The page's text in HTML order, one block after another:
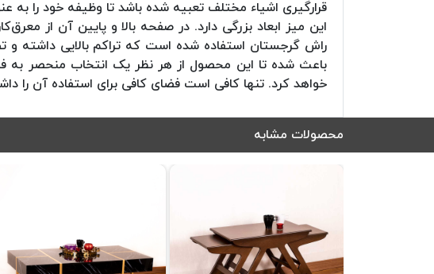
قرارگیری اشیاء مختلف تعبیه شده باشد تا وظیفه خود را به
این میز ابعاد بزرگی دارد. در صفحه بالا و پایین آن از
راش گرجستان استفاده شده است که تراکم بالایی داشته و
باعث شده تا این محصول از هر نظر یک انتخاب منحصر به
خواهد کرد. تنها کافی است فضای کافی برای استفاده آن را
محصولات مشابه